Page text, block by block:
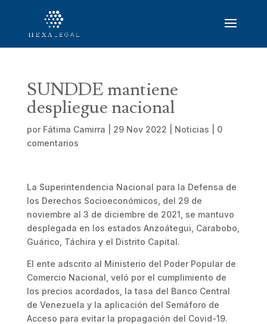
SUNDDE mantiene
despliegue nacional
por Fátima Camirra 29 Nov 2022 Noticias
0
comentarios
La Superintendencia Nacional para la Defensa de
los Derechos Socioeconómicos, del 29 de
noviembre al 3 de diciembre de 2021, se mantuvo
desplegada en los estados Anzoátegui, Carabobo,
Guárico, Táchira y el Distrito Capital.
El ente adscrito al Ministerio del Poder Popular de
Comercio Nacional, veló por el cumplimiento de
los precios acordados, la tasa del Banco Central
de Venezuela y la aplicación del Semáforo de
Acceso para evitar la propagación del Covid-19.